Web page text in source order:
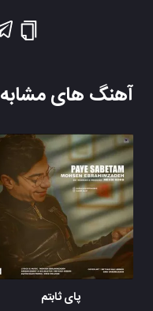
آهنگ های مشابه
پای ثابتم